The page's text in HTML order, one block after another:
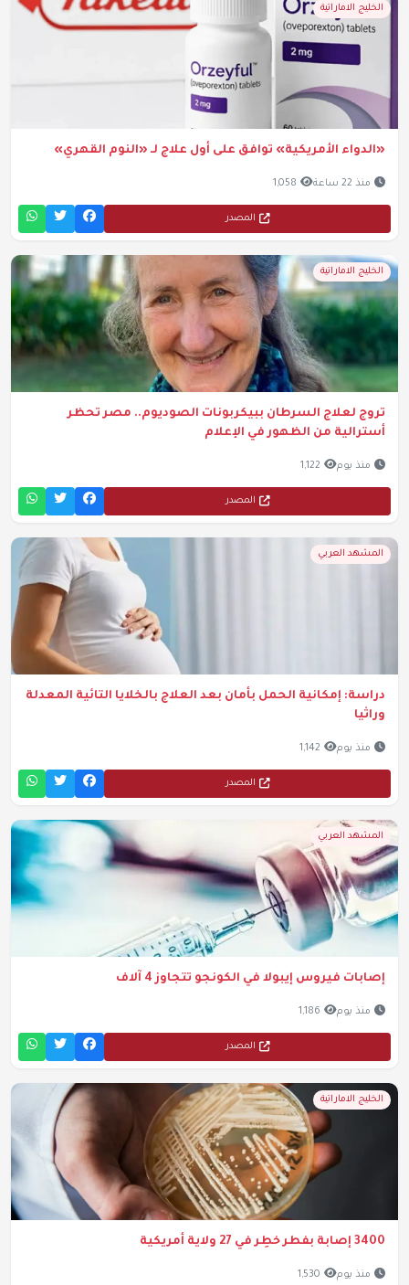
الخليج الاماراتية
«الدواء الأمريكية» توافق على أول علاج لـ «النوم القهري»
منذ 22 ساعة 1,058
المصدر
الخليج الاماراتية
تروج لعلاج السرطان ببيكربونات الصوديوم.. مصر تحظر
أسترالية من الظهور في الإعلام
منذ يوم 1,122
المصدر
المشهد العربي
دراسة: إمكانية الحمل بأمان بعد العلاج بالخلايا التائية المعدلة
وراثيا
منذ يوم 1,142
المصدر
المشهد العربي
إصابات فيروس إيبولا في الكونجو تتجاوز 4 آلاف
منذ يوم 1,186
المصدر
الخليج الاماراتية
3400 إصابة بفطر خطِر في 27 ولاية أمريكية
منذ يوم 1,530